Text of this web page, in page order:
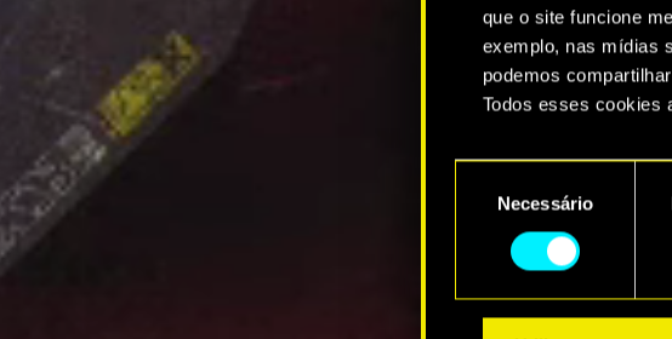
que o site funcione
exemplo, nas mídias
podemos
Todos esses cookies
Você encontrará
suas preferências no
consentimento
Necessário